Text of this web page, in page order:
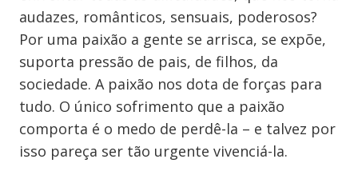
audazes, românticos, sensuais, poderosos?
Por uma paixão a gente se arrisca, se expõe,
suporta pressão de pais, de filhos, da
sociedade. A paixão nos dota de forças para
tudo. O único sofrimento que a paixão
comporta é o medo de perdê-la – e talvez por
isso pareça ser tão urgente vivenciá-la.